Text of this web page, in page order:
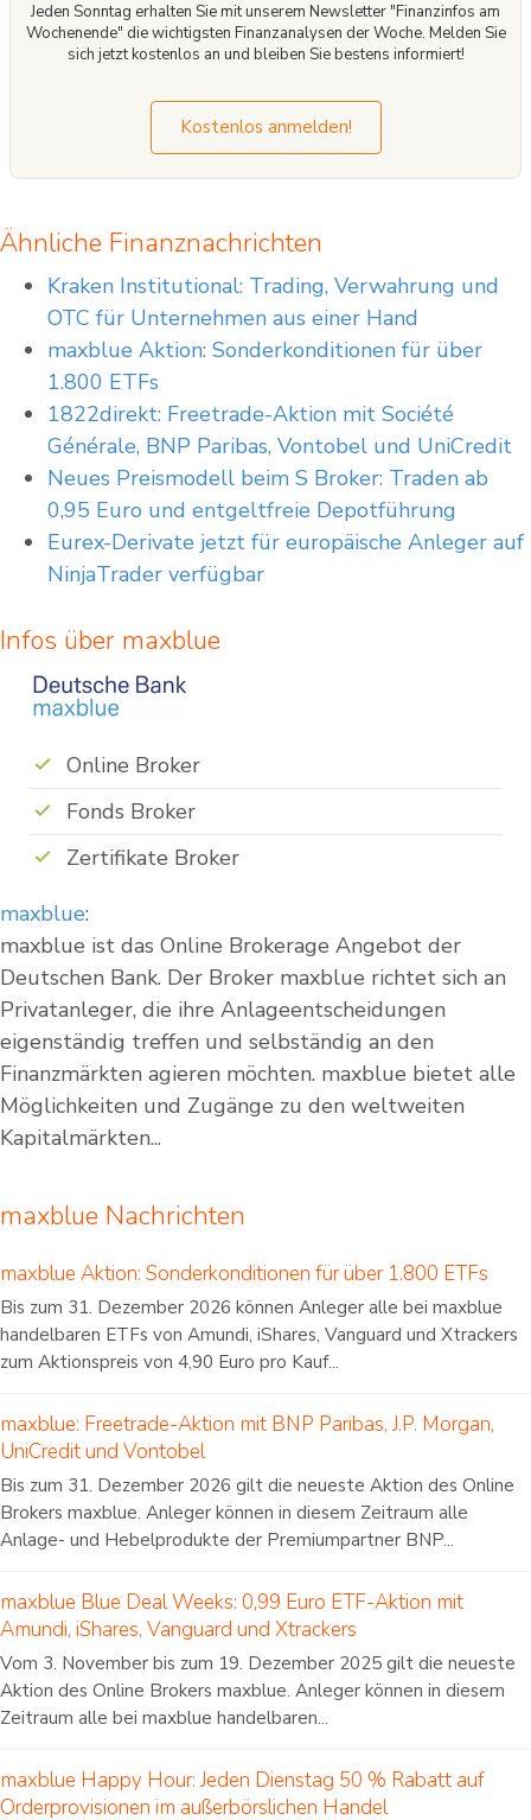
Jeden Sonntag erhalten Sie mit unserem Newsletter "Finanzinfos am
Wochenende" die wichtigsten Finanzanalysen der Woche. Melden Sie
sich jetzt kostenlos an und bleiben Sie bestens informiert!
Kostenlos anmelden!
Ähnliche Finanznachrichten
Kraken Institutional: Trading, Verwahrung und
OTC für Unternehmen aus einer Hand
maxblue Aktion: Sonderkonditionen für über
1.800 ETFs
1822direkt: Freetrade-Aktion mit Société
Générale, BNP Paribas, Vontobel und UniCredit
Neues Preismodell beim S Broker: Traden ab
0,95 Euro und entgeltfreie Depotführung
Eurex-Derivate jetzt für europäische Anleger auf
NinjaTrader verfügbar
Infos über maxblue
Online Broker
Fonds Broker
Zertifikate Broker
maxblue:
maxblue ist das Online Brokerage Angebot der
Deutschen Bank. Der Broker maxblue richtet sich an
Privatanleger, die ihre Anlageentscheidungen
eigenständig treffen und selbständig an den
Finanzmärkten agieren möchten. maxblue bietet alle
Möglichkeiten und Zugänge zu den weltweiten
Kapitalmärkten...
maxblue Nachrichten
maxblue Aktion: Sonderkonditionen für über 1.800 ETFs
Bis zum 31. Dezember 2026 können Anleger alle bei maxblue
handelbaren ETFs von Amundi, iShares, Vanguard und Xtrackers
zum Aktionspreis von 4,90 Euro pro Kauf...
maxblue: Freetrade-Aktion mit BNP Paribas, J.P. Morgan,
UniCredit und Vontobel
Bis zum 31. Dezember 2026 gilt die neueste Aktion des Online
Brokers maxblue. Anleger können in diesem Zeitraum alle
Anlage- und Hebelprodukte der Premiumpartner BNP...
maxblue Blue Deal Weeks: 0,99 Euro ETF-Aktion mit
Amundi, iShares, Vanguard und Xtrackers
Vom 3. November bis zum 19. Dezember 2025 gilt die neueste
Aktion des Online Brokers maxblue. Anleger können in diesem
Zeitraum alle bei maxblue handelbaren...
maxblue Happy Hour: Jeden Dienstag 50 % Rabatt auf
Orderprovisionen im außerbörslichen Handel